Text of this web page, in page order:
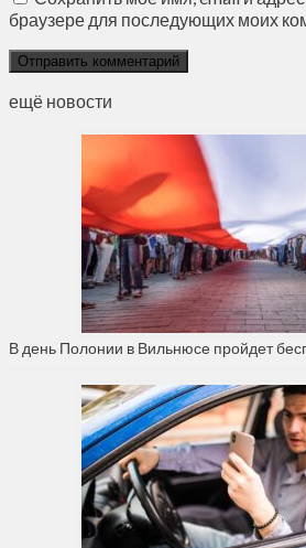
браузере для последующих моих
ещё новости
В день Полонии в Вильнюсе пройдет